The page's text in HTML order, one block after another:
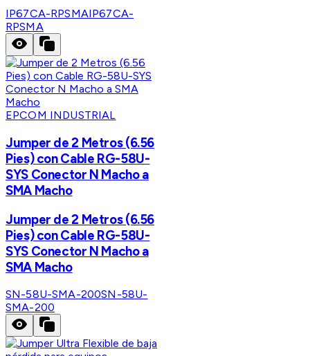
IP67CA-RPSMAIP67CA-
RPSMA
EPCOM INDUSTRIAL
Jumper de 2 Metros (6.56
Pies) con Cable RG-58U-
SYS Conector N Macho a
SMA Macho
Jumper de 2 Metros (6.56
Pies) con Cable RG-58U-
SYS Conector N Macho a
SMA Macho
SN-58U-SMA-200SN-58U-
SMA-200